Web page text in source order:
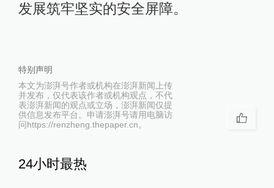
发展筑牢坚实的安全屏障。
特别声明
本文为澎湃号作者或机构在澎湃新闻上传
并发布，仅代表该作者或机构观点，不代
表澎湃新闻的观点或立场，澎湃新闻仅提
供信息发布平台。申请澎湃号请用电脑访
问https://renzheng.thepaper.cn。
24小时最热